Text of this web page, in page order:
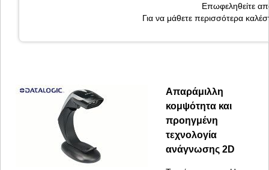
Επωφεληθείτε
Για να μάθετε περισσότερα
Απαράμιλλη
κομψότητα και
προηγμένη
τεχνολογία
ανάγνωσης 2D